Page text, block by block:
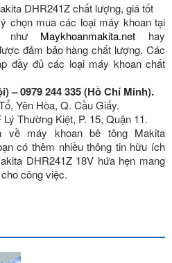
DHR241Z chất lượng, giá tốt
chọn mua các loại máy khoan tại
như Maykhoanmakita.net hay
đảm bảo hàng chất lượng. Các
đầy đủ các loại máy khoan chất
– 0979 244 335 (Hồ Chí Minh).
Yên Hòa, Q. Cầu Giấy.
Thường Kiệt, P. 15, Quận 11.
về máy khoan bê tông Makita
có thêm nhiều thông tin hữu ích
DHR241Z 18V hứa hẹn mang
công việc.